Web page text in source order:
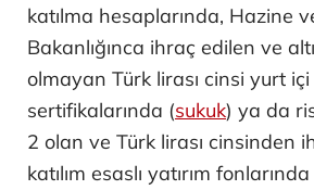
katılma hesaplarında, Hazine
Bakanlığınca ihraç edilen ve
olmayan Türk lirası cinsi yurt
sertifikalarında (sukuk) ya da
2 olan ve Türk lirası cinsinden
katılım esaslı yatırım fonlarında